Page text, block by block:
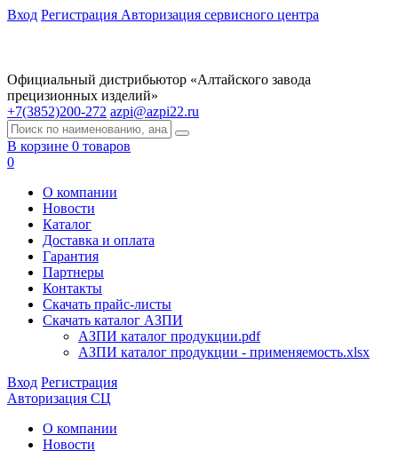
Вход Регистрация Авторизация сервисного центра
Официальный дистрибьютор «Алтайского завода
прецизионных изделий»
+7(3852)200-272 azpi@azpi22.ru
В корзине 0 товаров
0
О компании
Новости
Каталог
Доставка и оплата
Гарантия
Партнеры
Контакты
Скачать прайс-листы
Скачать каталог АЗПИ
АЗПИ каталог продукции.pdf
АЗПИ каталог продукции - применяемость.xlsx
Вход Регистрация
Авторизация СЦ
О компании
Новости